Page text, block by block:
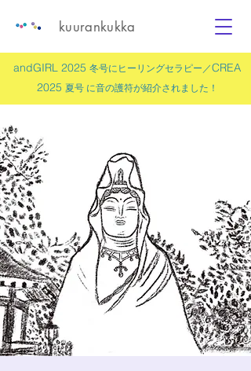
andGIRL 2025 冬号にヒーリングセラピー／CREA
2025 夏号 に音の護符が紹介されました！
kuurankukka